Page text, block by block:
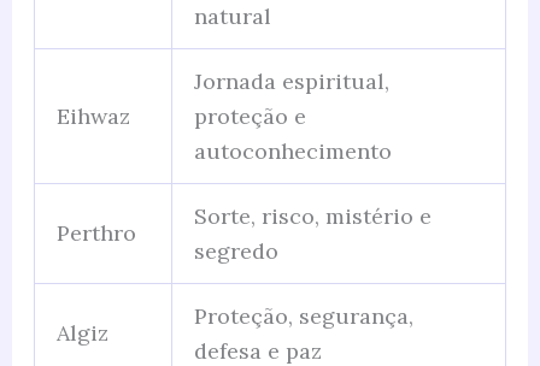
natural
Eihwaz
Jornada espiritual,
proteção e
autoconhecimento
Perthro
Sorte, risco, mistério e
segredo
Algiz
Proteção, segurança,
defesa e paz